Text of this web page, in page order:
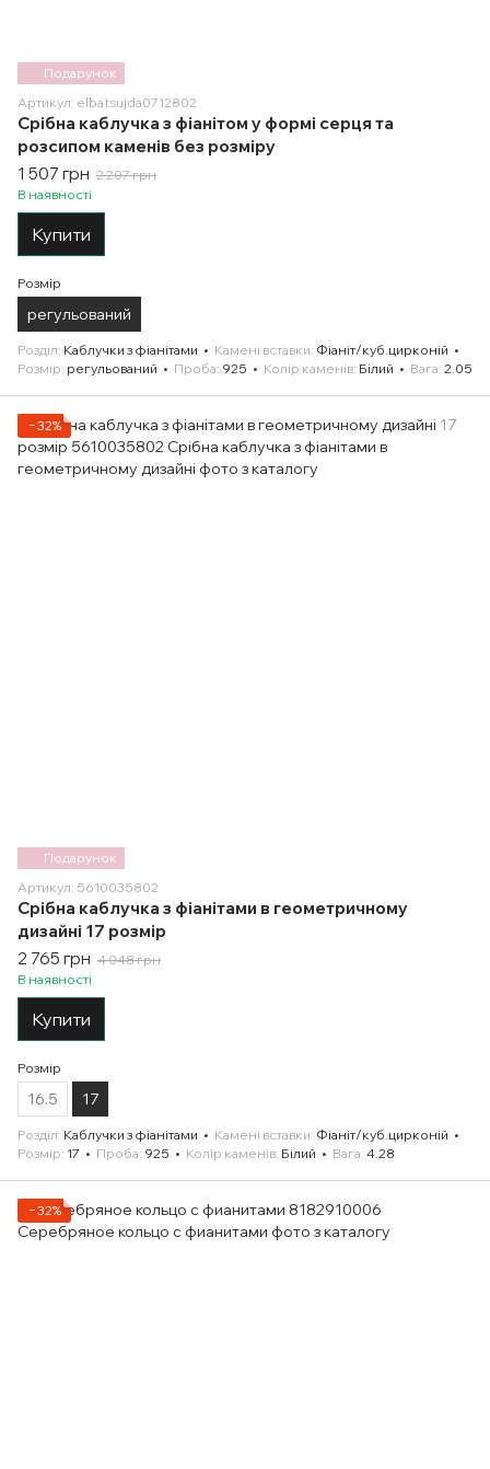
Подарунок
Артикул: elbatsujda0712802
Срібна каблучка з фіанітом у формі серця та
розсипом каменів без розміру
1 507 грн 2 207 грн
В наявності
Купити
Розмір
регульований
Розділ Каблучки з фіанітами Камені вставки Фіаніт/куб.цирконій
Розмір регульований Проба 925 Колір каменів Білий Вага 2.05
Подарунок
−32%
Артикул: 5610035802
Срібна каблучка з фіанітами в геометричному
дизайні 17 розмір
2 765 грн 4 048 грн
В наявності
Купити
Розмір
16.5 17
Розділ Каблучки з фіанітами Камені вставки Фіаніт/куб.цирконій
Розмір 17 Проба 925 Колір каменів Білий Вага 4.28
−32%